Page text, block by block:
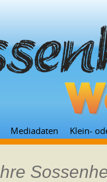
Mediadaten Klein-